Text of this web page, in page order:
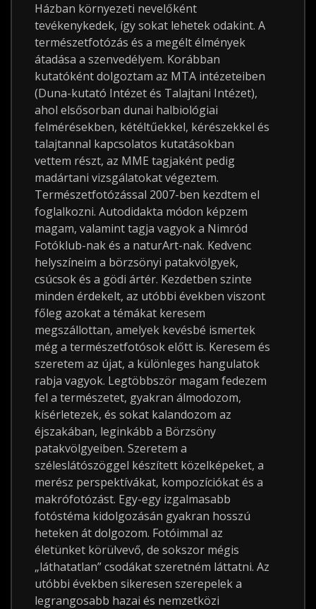
Házban környezeti nevelőként
tevékenykedek, így sokat lehetek odakint. A
természetfotózás és a megélt élmények
átadása a szenvedélyem. Korábban
kutatóként dolgoztam az MTA intézeteiben
(Duna-kutató Intézet és Talajtani Intézet),
ahol elsősorban dunai halbiológiai
felmérésekben, kétéltűekkel, kérészekkel és
talajtannal kapcsolatos kutatásokban
vettem részt, az MME tagjaként pedig
madártani vizsgálatokat végeztem.
Természetfotózással 2007-ben kezdtem el
foglalkozni. Autodidakta módon képzem
magam, valamint tagja vagyok a Nimród
Fotóklub-nak és a naturArt-nak. Kedvenc
helyszíneim a börzsönyi patakvölgyek,
csúcsok és a gödi ártér. Kezdetben szinte
minden érdekelt, az utóbbi években viszont
főleg azokat a témákat keresem
megszállottan, amelyek kevésbé ismertek
még a természetfotósok előtt is. Keresem és
szeretem az újat, a különleges hangulatok
rabja vagyok. Legtöbbször magam fedezem
fel a természetet, gyakran álmodozom,
kísérletezek, és sokat kalandozom az
éjszakában, leginkább a Börzsöny
patakvölgyeiben. Szeretem a
széleslátószöggel készített közelképeket, a
merész perspektívákat, kompozíciókat és a
makrófotózást. Egy-egy izgalmasabb
fotóstéma kidolgozásán gyakran hosszú
heteken át dolgozom. Fotóimmal az
életünket körülvevő, de sokszor mégis
„láthatatlan” csodákat szeretném láttatni. Az
utóbbi években sikeresen szerepelek a
legrangosabb hazai és nemzetközi